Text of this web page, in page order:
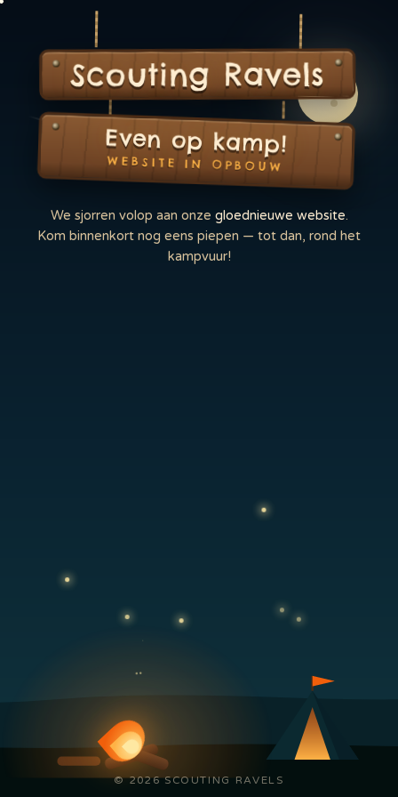
Scouting Ravels
Even op kamp!
WEBSITE IN OPBOUW
We sjorren volop aan onze gloednieuwe website.
Kom binnenkort nog eens piepen — tot dan, rond het
kampvuur!
© 2026 SCOUTING RAVELS